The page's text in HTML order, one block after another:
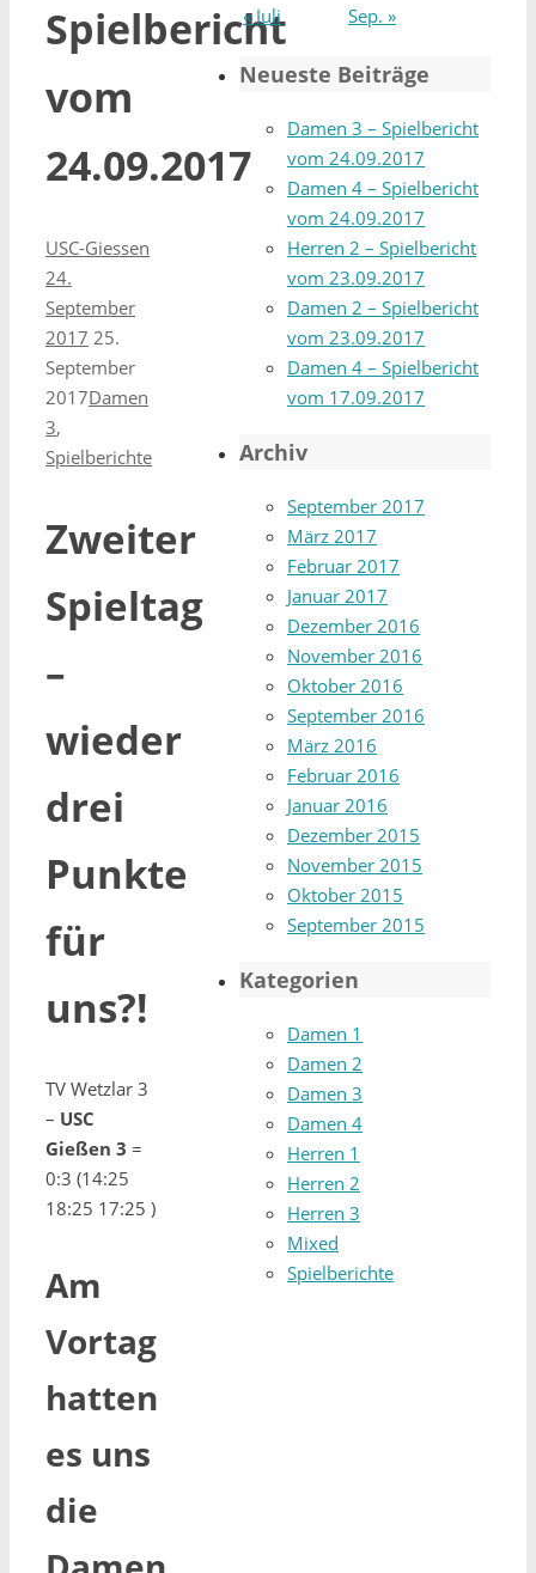
Spielbericht
vom
24.09.2017
USC-Giessen
24.
September
2017 25.
September
2017Damen
3,
Spielberichte
Zweiter
Spieltag
–
wieder
drei
Punkte
für
uns?!
TV Wetzlar 3
– USC
Gießen 3 =
0:3 (14:25
18:25 17:25 )
Am
Vortag
hatten
es uns
die
« Juli
Sep. »
Neueste Beiträge
Damen 3 – Spielbericht
vom 24.09.2017
Damen 4 – Spielbericht
vom 24.09.2017
Herren 2 – Spielbericht
vom 23.09.2017
Damen 2 – Spielbericht
vom 23.09.2017
Damen 4 – Spielbericht
vom 17.09.2017
Archiv
September 2017
März 2017
Februar 2017
Januar 2017
Dezember 2016
November 2016
Oktober 2016
September 2016
März 2016
Februar 2016
Januar 2016
Dezember 2015
November 2015
Oktober 2015
September 2015
Kategorien
Damen 1
Damen 2
Damen 3
Damen 4
Herren 1
Herren 2
Herren 3
Mixed
Spielberichte